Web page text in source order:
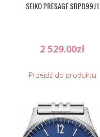
SEIKO PRESAGE SRPD99J1
2 529.00zł
Przejdź do produktu